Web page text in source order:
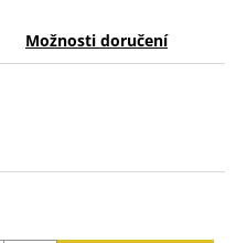
Možnosti doručení